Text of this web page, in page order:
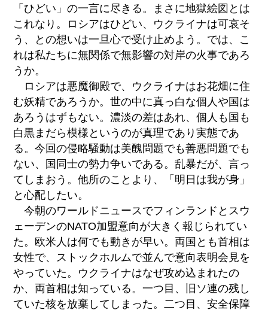
「ひどい」の一言に尽きる。まさに地獄絵図とは
これなり。ロシアはひどい、ウクライナは可哀そ
う、との想いは一旦心で受け止めよう。では、こ
れは私たちに無関係で無影響の対岸の火事であろ
うか。
ロシアは悪魔御殿で、ウクライナはお花畑に住
む妖精であろうか。世の中に真っ白な個人や国は
あろうはずもない。濃淡の差はあれ、個人も国も
白黒まだら模様というのが真理であり実態であ
る。今回の侵略騒動は美醜問題でも善悪問題でも
ない、国同士の勢力争いである。乱暴だが、言っ
てしまおう。他所のことより、「明日は我が身」
と心配したい。
今朝のワールドニュースでフィンランドとスウ
ェーデンのNATO加盟意向が大きく報じられてい
た。欧米人は何でも動きが早い。両国とも首相は
女性で、ストックホルムで並んで意向表明会見を
やっていた。ウクライナはなぜ攻め込まれたの
か、両首相は知っている。一つ目、旧ソ連の残し
ていた核を放棄してしまった。二つ目、安全保障